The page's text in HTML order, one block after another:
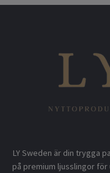
LY Sweden är din trygga
på premium ljusslingor